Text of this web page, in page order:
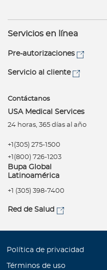
Servicios en línea
Pre-autorizaciones
Servicio al cliente
Contáctanos
USA Medical Services
24 horas, 365 días al año
+1(305) 275-1500
+1(800) 726-1203
Bupa Global
Latinoamérica
+1 (305) 398-7400
Red de Salud
Política de privacidad
Términos de uso